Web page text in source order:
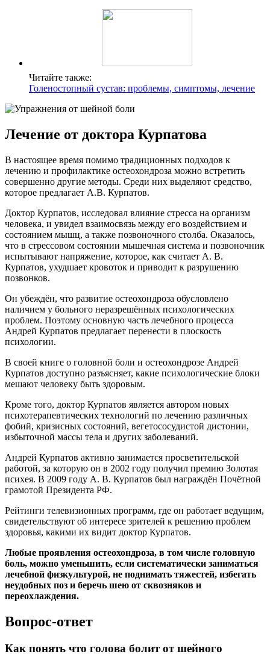
Читайте также:
Голеностопный сустав: проблемы, симптомы, лечение
Лечение от доктора Курпатова
В настоящее время помимо традиционных подходов к
лечению и профилактике остеохондроза можно встретить
совершенно другие методы. Среди них выделяют средство,
которое предлагает А.В. Курпатов.
Доктор Курпатов, исследовал влияние стресса на организм
человека, и увидел взаимосвязь между его воздействием и
состоянием мышц, а также позвоночного столба. Оказалось,
что в стрессовом состоянии мышечная система и позвоночник
испытывают напряжение, которое, как считает А. В.
Курпатов, ухудшает кровоток и приводит к разрушению
позвонков.
Он убеждён, что развитие остеохондроза обусловлено
наличием у больного неразрешённых психологических
проблем. Поэтому основную часть лечебного процесса
Андрей Курпатов предлагает перенести в плоскость
психологии.
В своей книге о головной боли и остеохондрозе Андрей
Курпатов доступно разъясняет, какие психологические блоки
мешают человеку быть здоровым.
Кроме того, доктор Курпатов является автором новых
психотерапевтических технологий по лечению различных
фобий, кризисных состояний, вегетососудистой дистонии,
избыточной массы тела и других заболеваний.
Андрей Курпатов активно занимается просветительской
работой, за которую он в 2002 году получил премию Золотая
психея. В 2009 году А. В. Курпатов был награждён Почётной
грамотой Президента РФ.
Рейтинги телевизионных программ, где он работает ведущим,
свидетельствуют об интересе зрителей к решению проблем
здоровья, какими их видит доктор Курпатов.
Любые проявления остеохондроза, в том числе головную
боль, можно уменьшить, если систематически заниматься
лечебной физкультурой, не поднимать тяжестей, избегать
неудобных поз и беречь шею от сквозняков и
переохлаждения.
Вопрос-ответ
Как понять что голова болит от шейного